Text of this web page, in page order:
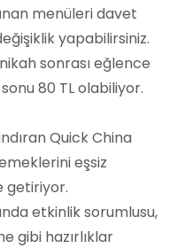
menüleri davet
yapabilirsiniz.
sonrası eğlence
80 TL olabiliyor.
Quick China
eşsiz
getiriyor.
etkinlik sorumlusu,
gibi hazırlıklar